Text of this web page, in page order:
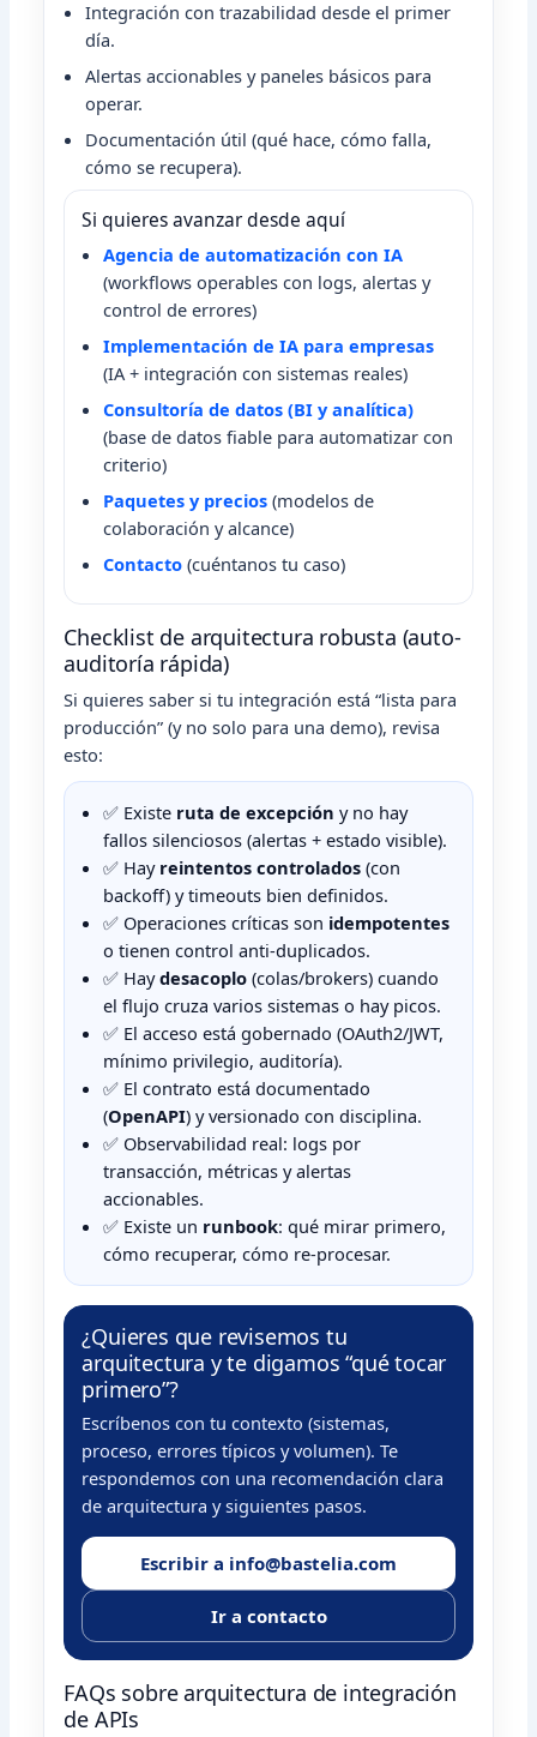
Integración con trazabilidad desde el primer
día.
Alertas accionables y paneles básicos para
operar.
Documentación útil (qué hace, cómo falla,
cómo se recupera).
Si quieres avanzar desde aquí
Agencia de automatización con IA
(workflows operables con logs, alertas y
control de errores)
Implementación de IA para empresas
(IA + integración con sistemas reales)
Consultoría de datos (BI y analítica)
(base de datos fiable para automatizar con
criterio)
Paquetes y precios (modelos de
colaboración y alcance)
Contacto (cuéntanos tu caso)
Checklist de arquitectura robusta (auto-
auditoría rápida)
Si quieres saber si tu integración está “lista para
producción” (y no solo para una demo), revisa
esto:
✅ Existe ruta de excepción y no hay
fallos silenciosos (alertas + estado visible).
✅ Hay reintentos controlados (con
backoff) y timeouts bien definidos.
✅ Operaciones críticas son idempotentes
o tienen control anti-duplicados.
✅ Haydesacoplo (colas/brokers) cuando
el flujo cruza varios sistemas o hay picos.
✅ El acceso está gobernado (OAuth2/JWT,
mínimo privilegio, auditoría).
✅ El contrato está documentado
(OpenAPI) y versionado con disciplina.
✅ Observabilidad real: logs por
transacción, métricas y alertas
accionables.
✅ Existe un runbook: qué mirar primero,
cómo recuperar, cómo re-procesar.
¿Quieres que revisemos tu
arquitectura y te digamos “qué tocar
primero”?
Escríbenos con tu contexto (sistemas,
proceso, errores típicos y volumen). Te
respondemos con una recomendación clara
de arquitectura y siguientes pasos.
Escribir a info@bastelia.com
Ir a contacto
FAQs sobre arquitectura de integración
de APIs